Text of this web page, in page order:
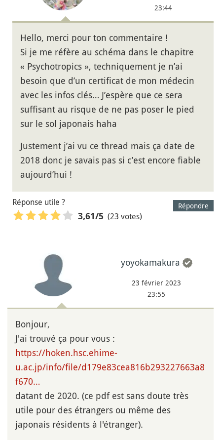
23:44
Hello, merci pour ton commentaire !
Si je me réfère au schéma dans le chapitre
« Psychotropics », techniquement je n’ai
besoin que d’un certificat de mon médecin
avec les infos clés… J’espère que ce sera
suffisant au risque de ne pas poser le pied
sur le sol japonais haha
Justement j’ai vu ce thread mais ça date de
2018 donc je savais pas si c’est encore fiable
aujourd’hui !
Répondre
Réponse utile ?
3,61/5 (23 votes)
yoyokamakura
23 février 2023
23:55
Bonjour,
J'ai trouvé ça pour vous :
https://hoken.hsc.ehime-
u.ac.jp/info/file/d179e83cea816b293227663a8
f670…
datant de 2020. (ce pdf est sans doute très
utile pour des étrangers ou même des
japonais résidents à l'étranger).